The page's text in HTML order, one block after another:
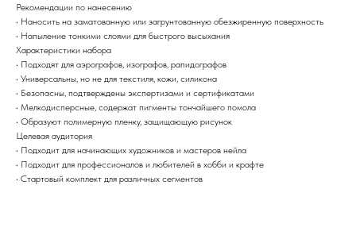
Рекомендации по нанесению
• Наносить на заматованную или загрунтованную обезжиренную поверхность
• Напыление тонкими слоями для быстрого высыхания
Характеристики набора
• Подходят для аэрографов, изографов, рапидографов
• Универсальны, но не для текстиля, кожи, силикона
• Безопасны, подтверждены экспертизами и сертификатами
• Мелкодисперсные, содержат пигменты тончайшего помола
• Образуют полимерную пленку, защищающую рисунок
Целевая аудитория
• Подходит для начинающих художников и мастеров нейла
• Подходит для профессионалов и любителей в хобби и крафте
• Стартовый комплект для различных сегментов